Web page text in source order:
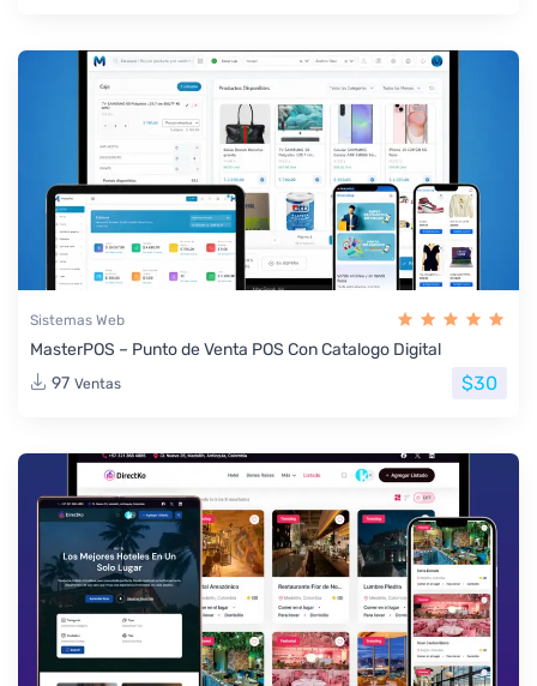
Sistemas Web
MasterPOS – Punto de Venta POS Con Catalogo Digital
97 Ventas $30